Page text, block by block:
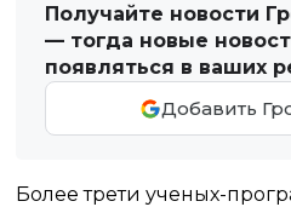
Получайте новости
— тогда новые
появляться в ваших
Добавить
Более трети ученых-